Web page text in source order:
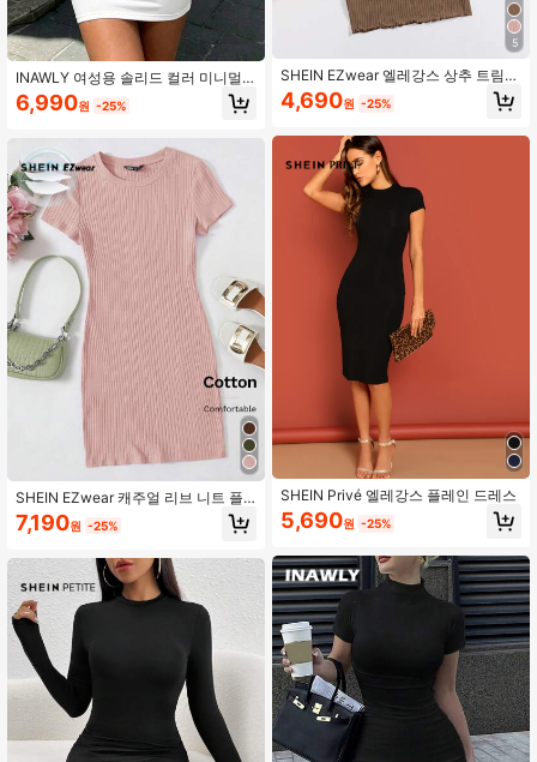
INAWLY 여성용 솔리드 컬러 미니멀
리스트 캐주얼 반팔 드레스
6,990원 -25%
SHEIN EZwear 캐주얼 리브 니트 플
레인 드레스
7,190원 -25%
5
SHEIN EZwear 엘레강스 상추 트림
리브 니트 플레인 드레스
4,690원 -25%
SHEIN Privé 엘레강스 플레인 드레스
5,690원 -25%